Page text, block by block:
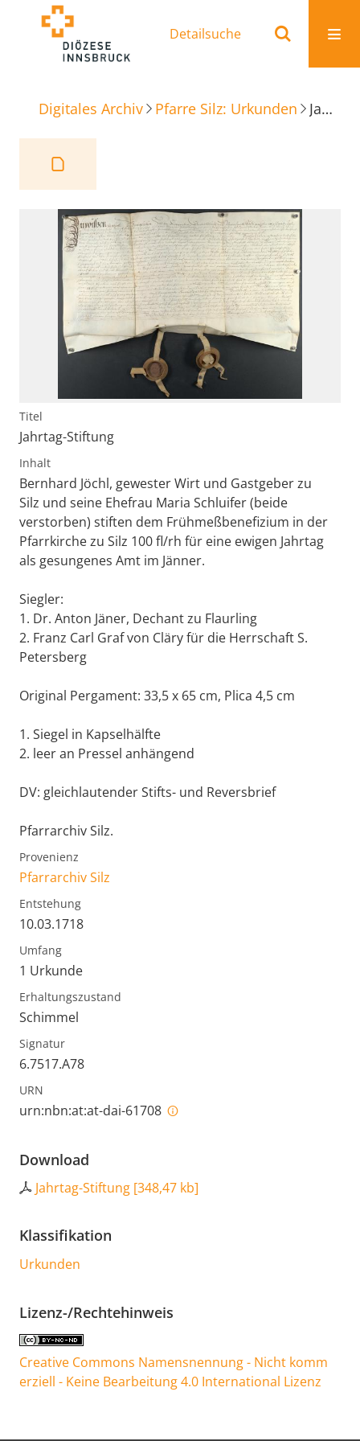
Detailsuche
Digitales Archiv Pfarre Silz: Urkunden Jahrtag-Stiftung
Titel
Jahrtag-Stiftung
Inhalt
Bernhard Jöchl, gewester Wirt und Gastgeber zu
Silz und seine Ehefrau Maria Schluifer (beide
verstorben) stiften dem Frühmeßbenefizium in der
Pfarrkirche zu Silz 100 fl/rh für eine ewigen Jahrtag
als gesungenes Amt im Jänner.
Siegler:
1. Dr. Anton Jäner, Dechant zu Flaurling
2. Franz Carl Graf von Cläry für die Herrschaft S.
Petersberg
Original Pergament: 33,5 x 65 cm, Plica 4,5 cm
1. Siegel in Kapselhälfte
2. leer an Pressel anhängend
DV: gleichlautender Stifts- und Reversbrief
Pfarrarchiv Silz.
Provenienz
Pfarrarchiv Silz
Entstehung
10.03.1718
Umfang
1 Urkunde
Erhaltungszustand
Schimmel
Signatur
6.7517.A78
URN
urn:nbn:at:at-dai-61708
Download
Jahrtag-Stiftung [348,47 kb]
Klassifikation
Urkunden
Lizenz-/Rechtehinweis
Creative Commons Namensnennung - Nicht komm
erziell - Keine Bearbeitung 4.0 International Lizenz